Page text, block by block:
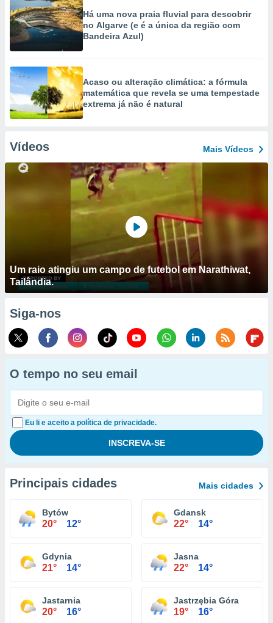
Há uma nova praia fluvial para descobrir
no Algarve (e é a única da região com
Bandeira Azul)
Acaso ou alteração climática: a fórmula
matemática que revela se uma tempestade
extrema já não é natural
Vídeos Mais Vídeos
Um raio atingiu um campo de futebol em Narathiwat,
Tailândia.
Siga-nos
O tempo no seu email
Eu li e aceito a política de privacidade.
Principais cidades Mais cidades
Bytów
20° 12°
Gdansk
22° 14°
Gdynia
21° 14°
Jasna
22° 14°
Jastarnia
20° 16°
Jastrzębia Góra
19° 16°